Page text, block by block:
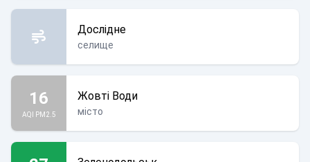
Дослідне
селище
16
AQI PM2.5
Жовті Води
місто